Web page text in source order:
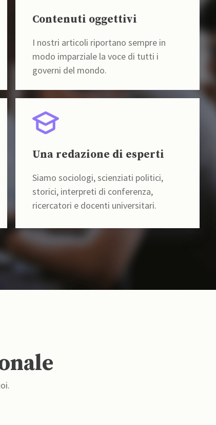
Contenuti oggettivi
I nostri articoli riportano sempre in
modo imparziale la voce di tutti i
governi del mondo.
Una redazione di esperti
Siamo sociologi, scienziati politici,
storici, interpreti di conferenza,
ricercatori e docenti universitari.